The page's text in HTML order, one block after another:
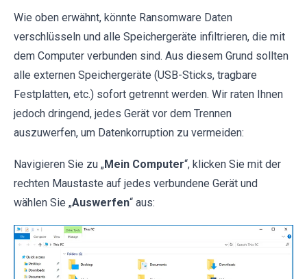
Wie oben erwähnt, könnte Ransomware Daten
verschlüsseln und alle Speichergeräte infiltrieren, die mit
dem Computer verbunden sind. Aus diesem Grund sollten
alle externen Speichergeräte (USB-Sticks, tragbare
Festplatten, etc.) sofort getrennt werden. Wir raten Ihnen
jedoch dringend, jedes Gerät vor dem Trennen
auszuwerfen, um Datenkorruption zu vermeiden:
Navigieren Sie zu „Mein Computer“, klicken Sie mit der
rechten Maustaste auf jedes verbundene Gerät und
wählen Sie „Auswerfen“ aus: